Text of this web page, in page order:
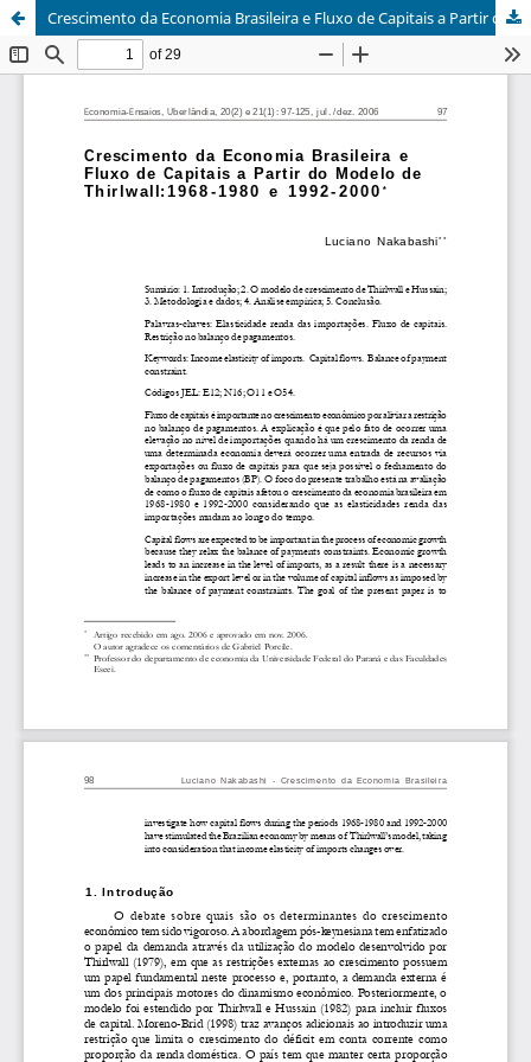
Crescimento da Economia Brasileira e Fluxo de Capitais a Partir do Modelo de Thirlwall:1968-1980 e 1992-2000